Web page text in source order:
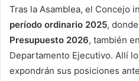
Tras la Asamblea, el Concejo
período ordinario 2025,
Presupuesto 2026, también
Departamento Ejecutivo. Allí
expondrán sus posiciones